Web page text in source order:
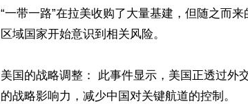
“一带一路”在拉美收购了大量基建，但随之而
区域国家开始意识到相关风险。
美国的战略调整： 此事件显示，美国正透过外
的战略影响力，减少中国对关键航道的控制。